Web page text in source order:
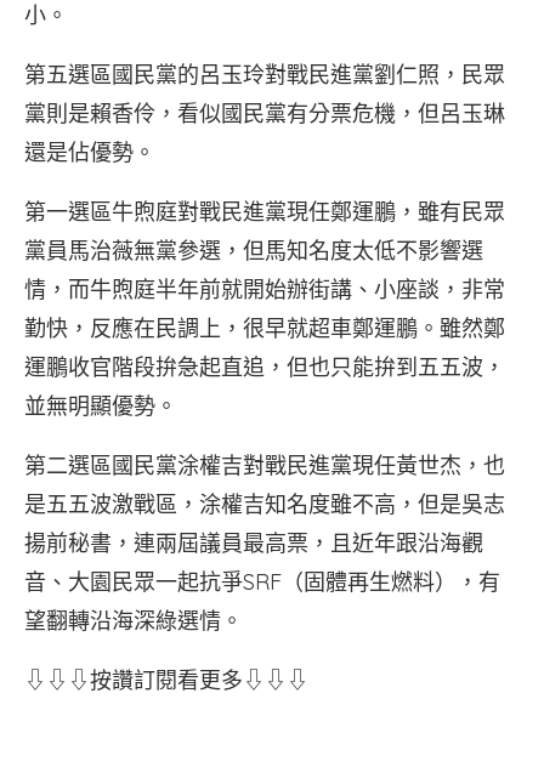
小。
第五選區國民黨的呂玉玲對戰民進黨劉仁照，民眾
黨則是賴香伶，看似國民黨有分票危機，但呂玉琳
還是佔優勢。
第一選區牛煦庭對戰民進黨現任鄭運鵬，雖有民眾
黨員馬治薇無黨參選，但馬知名度太低不影響選
情，而牛煦庭半年前就開始辦街講、小座談，非常
勤快，反應在民調上，很早就超車鄭運鵬。雖然鄭
運鵬收官階段拚急起直追，但也只能拚到五五波，
並無明顯優勢。
第二選區國民黨涂權吉對戰民進黨現任黃世杰，也
是五五波激戰區，涂權吉知名度雖不高，但是吳志
揚前秘書，連兩屆議員最高票，且近年跟沿海觀
音、大園民眾一起抗爭SRF（固體再生燃料），有
望翻轉沿海深綠選情。
⇩⇩⇩按讚訂閱看更多⇩⇩⇩